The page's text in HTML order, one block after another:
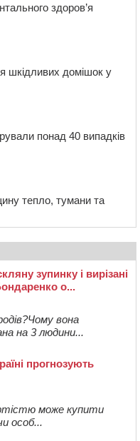
здоров’я
шкідливих домішок у
понад 40 випадків
тепло, тумани та
зупинку і вирізані
о...
вона
на 3 людини...
прогнозують
може купити
особ...